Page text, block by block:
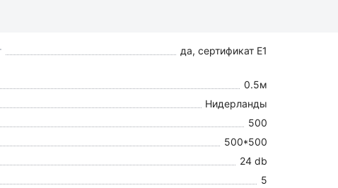
да, сертификат E1
0.5м
Нидерланды
500
500*500
24 db
5